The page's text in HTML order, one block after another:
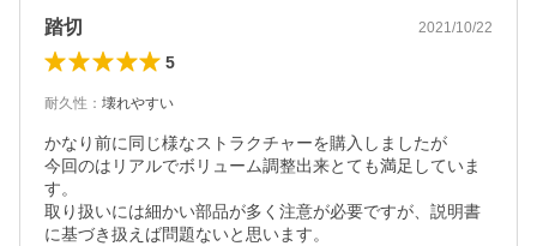
踏切 2021/10/22
5
耐久性 ： 壊れやすい
かなり前に同じ様なストラクチャーを購入しましたが
今回のはリアルでボリューム調整出来とても満足していま
す。
取り扱いには細かい部品が多く注意が必要ですが、説明書
に基づき扱えば問題ないと思います。